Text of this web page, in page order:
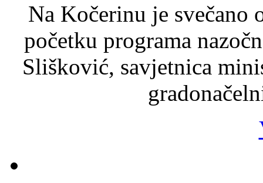
Na Kočerinu je svečano
početku programa
Slišković, savjetnica